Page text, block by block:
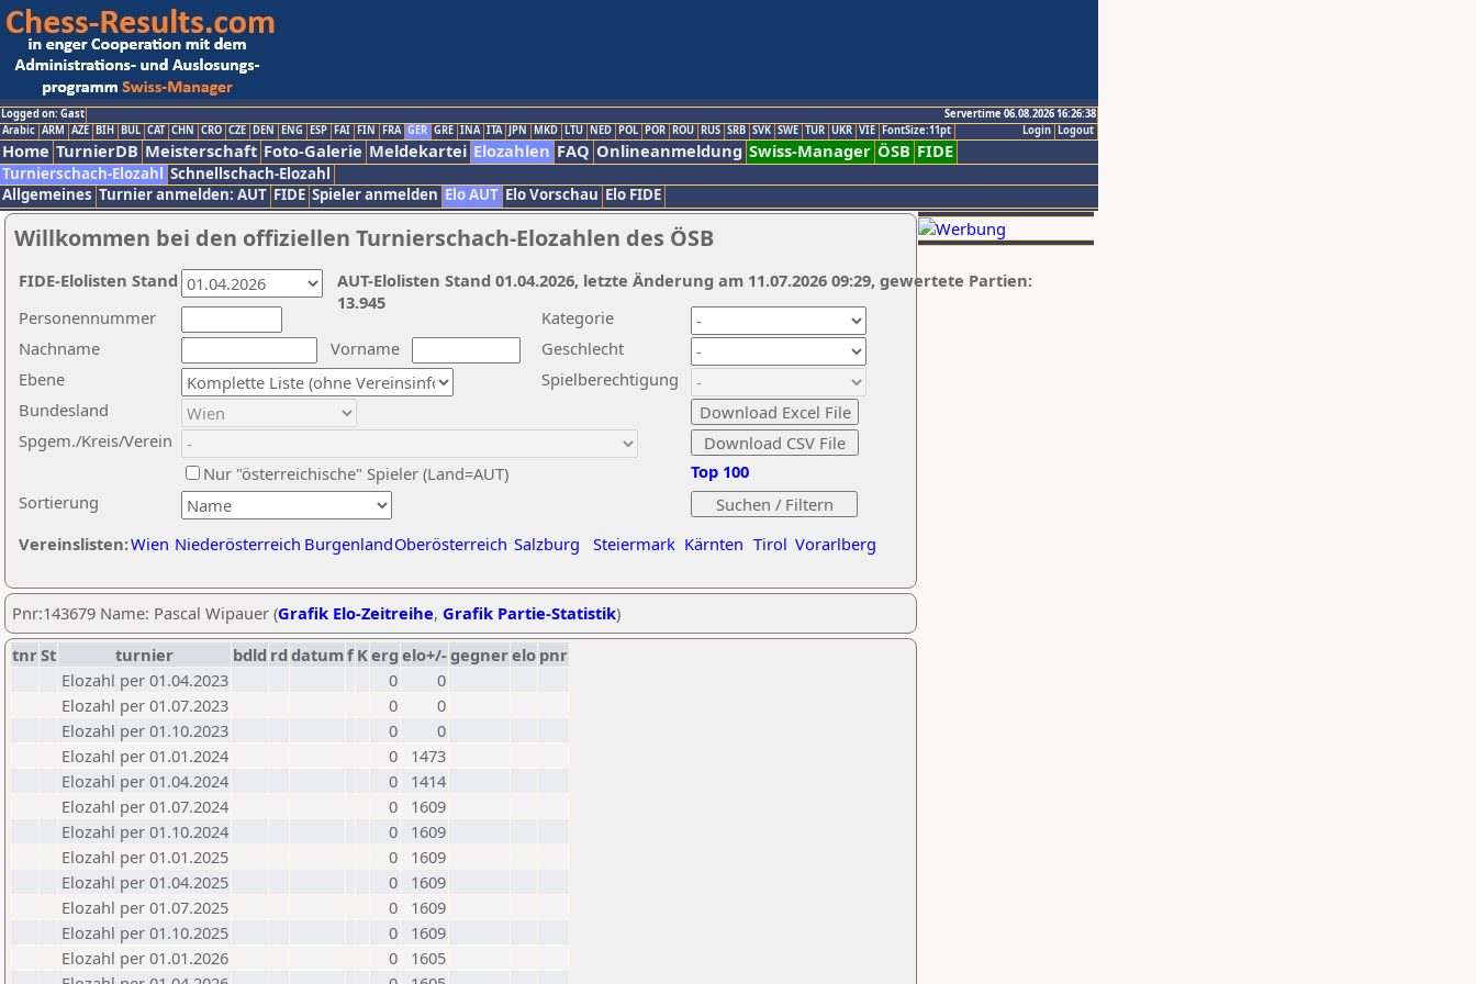
Logged on: Gast
Servertime 06.08.2026 16:26:38
Logout
Login
Arabic ARM AZE BIH BUL CAT CHN CRO CZE DEN ENG ESP FAI FIN FRA GER GRE INA ITA JPN MKD LTU NED POL POR ROU RUS SRB SVK SWE TUR UKR VIE FontSize:11pt
Home TurnierDB Meisterschaft Foto-Galerie Meldekartei Elozahlen FAQ Onlineanmeldung Swiss-Manager ÖSB FIDE
Turnierschach-Elozahl Schnellschach-Elozahl
Allgemeines Turnier anmelden: AUT FIDE Spieler anmelden Elo AUT Elo Vorschau Elo FIDE
Willkommen bei den offiziellen Turnierschach-Elozahlen des ÖSB
Nachname
Vorname
Ebene
Kategorie
Sortierung
Personennummer
Bundesland
Spgem./Kreis/Verein
Geschlecht
Nur "österreichische" Spieler (Land=AUT)
Spielberechtigung
Vereinslisten:Wien Niederösterreich BurgenlandOberösterreich Salzburg Steiermark Kärnten Tirol Vorarlberg
Top 100
AUT-Elolisten Stand 01.04.2026, letzte Änderung am 11.07.2026 09:29, gewertete Partien:
13.945
FIDE-Elolisten Stand
Pnr:143679 Name: Pascal Wipauer (Grafik Elo-Zeitreihe, Grafik Partie-Statistik)
tnrSt turnier bdld rd datumf Kerg elo+/-gegnerelo pnr
Elozahl per 01.04.2023
0
0
Elozahl per 01.07.2023
0
0
Elozahl per 01.10.2023
0
0
Elozahl per 01.01.2024
0
1473
Elozahl per 01.04.2024
0
1414
Elozahl per 01.07.2024
0
1609
Elozahl per 01.10.2024
0
1609
Elozahl per 01.01.2025
0
1609
Elozahl per 01.04.2025
0
1609
Elozahl per 01.07.2025
0
1609
Elozahl per 01.10.2025
0
1609
Elozahl per 01.01.2026
0
1605